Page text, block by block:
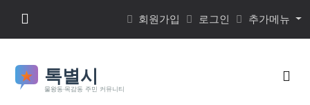
메뉴 버튼 회원가입 로그인 추가메뉴
검